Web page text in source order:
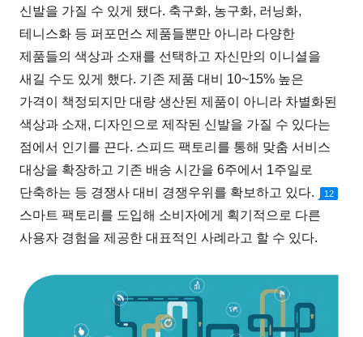
신발을 가질 수 있게 됐다. 축구화, 농구화, 러닝화,
테니스화 등 퍼포먼스 제품들뿐만 아니라 다양한
제품들의 색상과 소재를 선택하고 자신만의 이니셜을
새길 수도 있게 했다. 기존 제품 대비 10~15% 높은
가격이 책정되지만 대량 생산된 제품이 아니라 차별화된
색상과 소재, 디자인으로 제작된 신발을 가질 수 있다는
점에서 인기를 끈다. 스피드 팩토리를 통해 맞춤 서비스
대상을 확장하고 기존 배송 시간을 6주에서 1주일로
단축하는 등 경쟁사 대비 경쟁우위를 확보하고 있다.
12
스마트 팩토리를 도입해 소비자에게 획기적으로 다른
사용자 경험을 제공한 대표적인 사례라고 할 수 있다.